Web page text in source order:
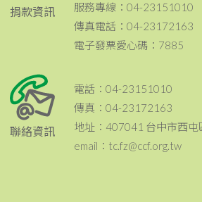
捐款資訊
服務專線：04-23151010
傳真電話：04-23172163
電子發票愛心碼：7885
聯絡資訊
電話：04-23151010
傳真：04-23172163
地址：407041 台中市西
email：tc.fz@ccf.org.tw